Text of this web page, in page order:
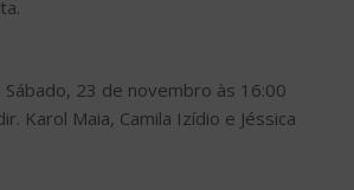
Sábado, 23 de novembro às 16:00
Karol Maia, Camila Izídio e Jéssica